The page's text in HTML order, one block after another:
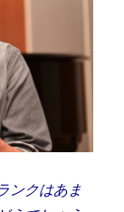
ンクはあま